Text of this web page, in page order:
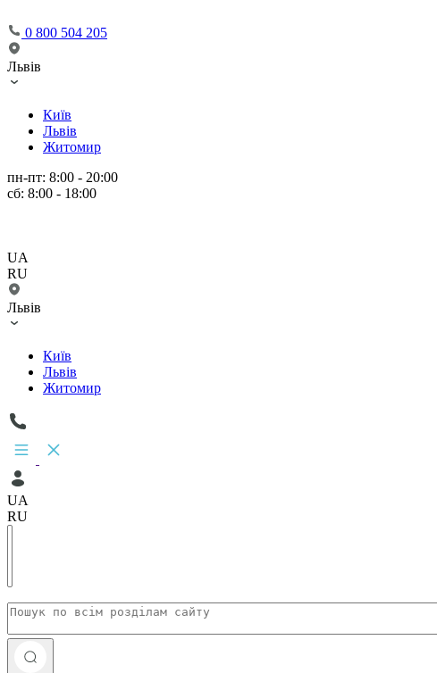
0 800 504 205
Львів
Київ
Львів
Житомир
пн-пт: 8:00 - 20:00
сб: 8:00 - 18:00
UA
RU
Львів
Київ
Львів
Житомир
UA
RU